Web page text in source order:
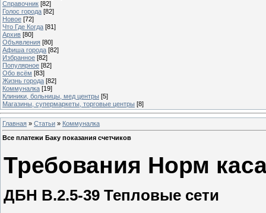
Справочник [82]
Голос города [82]
Новое [72]
Что Где Когда [81]
Архив [80]
Объявления [80]
Афиша города [82]
Избранное [82]
Популярное [82]
Обо всём [83]
Жизнь города [82]
Коммуналка [19]
Клиники, больницы, мед центры [5]
Магазины, супермаркеты, торговые центры [8]
Главная » Статьи » Коммуналка
Все платежи Баку показания счетчиков
Требования Норм
ДБН В.2.5-39 Тепловые сети